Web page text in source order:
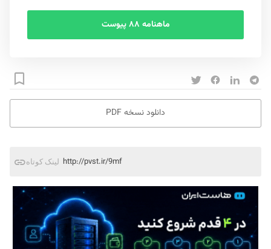
ماهنامه ۸۸ پیوست
دانلود نسخه PDF
لینک کوتاه http://pvst.ir/9mf